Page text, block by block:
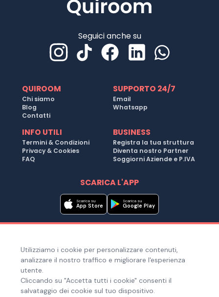
Seguici anche su
QUIROOM
Chi siamo
Blog
Contatti
SUPPORTO 24/7
Email
Whatsapp
INFO UTILI
Termini & Condizioni
Privacy & Cookies
FAQ
BUSINESS
Registra la tua struttura
Diventa nostro Partner
Soggiorni Aziende e P.IVA
SCARICA L'APP
Scarica su
App Store
Scarica su
Google Play
Hai bisogno di aiuto ?
Utilizziamo i cookie per personalizzare contenuti,
analizzare il nostro traffico e migliorare l'esperienza
utente.
Cliccando su "Accetta tutti i cookie" consenti il
salvataggio dei cookie sul tuo dispositivo.